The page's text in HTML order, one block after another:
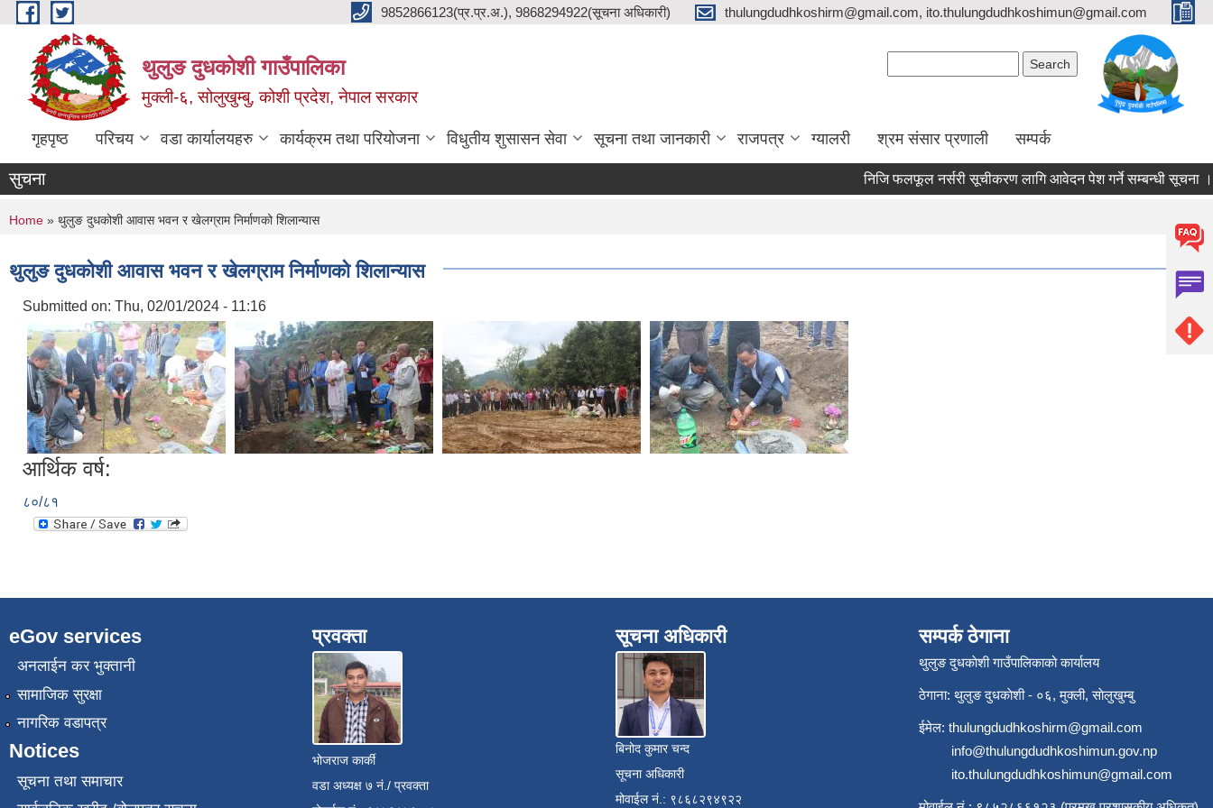
Skip to main content 9852866123(प्र.प्र.अ.), 9868294922(सूचना अधिकारी) thulungdudhkoshirm@gmail.com, ito.thulungdudhkoshimun@gmail.com
थुलुङ दुधकोशी गाउँपालिका
मुक्ली-६, सोलुखुम्बु, कोशी प्रदेश, नेपाल सरकार
गृहपृष्ठ परिचय वडा कार्यालयहरु कार्यक्रम तथा परियोजना विधुतीय शुसासन सेवा सूचना तथा जानकारी राजपत्र ग्यालरी श्रम संसार प्रणाली सम्पर्क
सुचना निजि फलफूल नर्सरी सूचीकरण लागि आवेदन पेश गर्ने सम्बन्धी सूचना ।
You are here
Home » थुलुङ दुधकोशी आवास भवन र खेलग्राम निर्माणको शिलान्यास
थुलुङ दुधकोशी आवास भवन र खेलग्राम निर्माणको शिलान्यास
Submitted on: Thu, 02/01/2024 - 11:16
आर्थिक वर्ष:
८०/८१
eGov services
अनलाईन कर भुक्तानी
सामाजिक सुरक्षा
नागरिक वडापत्र
Notices
सूचना तथा समाचार
प्रवक्ता
भोजराज कार्की
वडा अध्यक्ष ७ नं./ प्रवक्ता
सूचना अधिकारी
बिनोद कुमार चन्द
सूचना अधिकारी
मोवाईल नं.: ९८६८२९४९२२
सम्पर्क ठेगाना
थुलुङ दुधकाेशी गाउँपालिकाको कार्यालय
ठेगाना: थुलुङ दुधकाेशी - ०६, मुक्ली, साेलुखुम्बु
ईमेल: thulungdudhkoshirm@gmail.com
info@thulungdudhkoshimun.gov.np
ito.thulungdudhkoshimun@gmail.com